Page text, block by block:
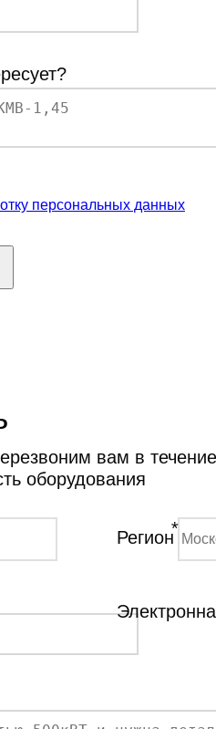
персональных данных
вам в
оборудования
Регион*